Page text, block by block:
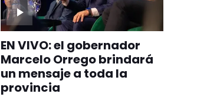
EN VIVO: el gobernador
Marcelo Orrego brindará
un mensaje a toda la
provincia